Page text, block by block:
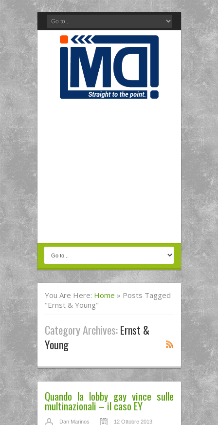
You Are Here: Home » Posts Tagged
"ernst & Young"
Category Archives:Ernst &
Young
Quando la lobby gay vince sulle
multinazionali – il caso EY
Dan Marinos 12 Ottobre 2013